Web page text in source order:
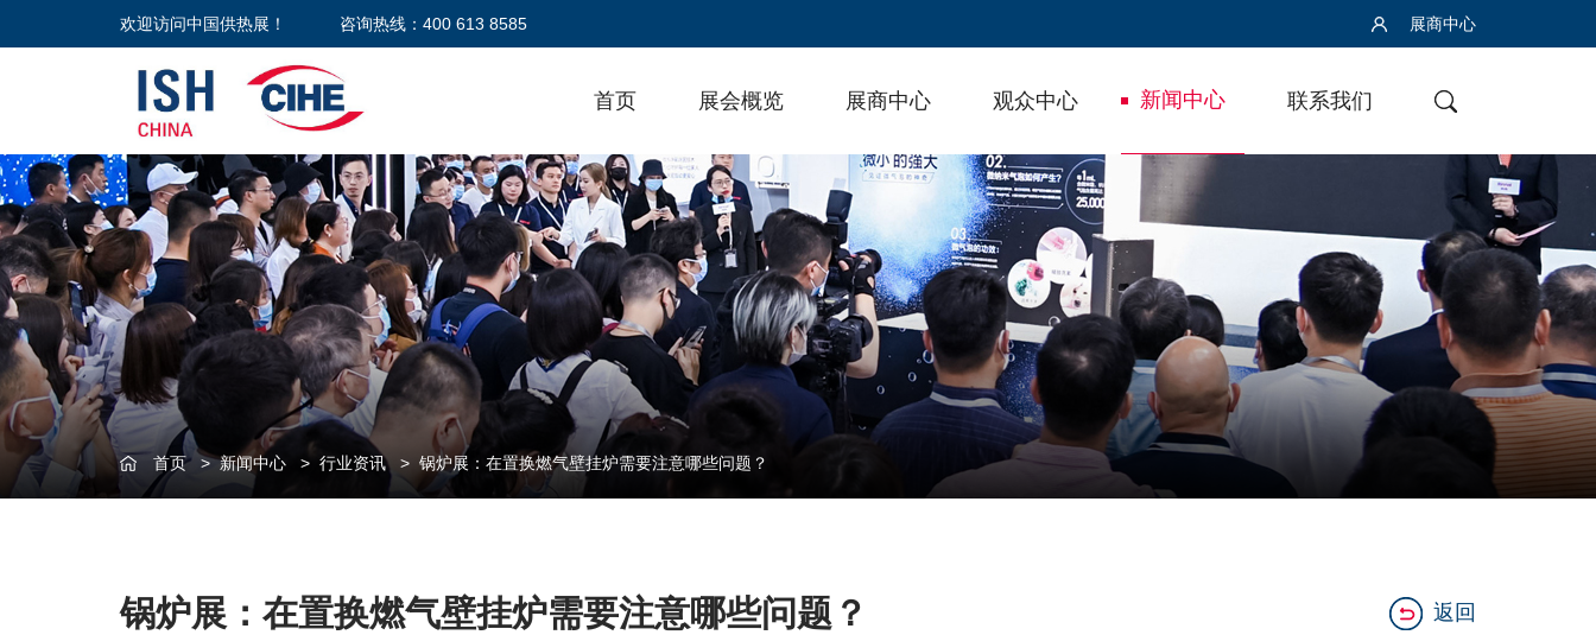
欢迎访问中国供热展！ 咨询热线：400 613 8585 展商中心
首页 展会概览 展商中心 观众中心 新闻中心 联系我们
首页>新闻中心> 行业资讯> 锅炉展：在置换燃气壁挂炉需要注意哪些问题？
锅炉展：在置换燃气壁挂炉需要注意哪些问题？ 返回